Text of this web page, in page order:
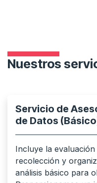
Nuestros
Servicio de
de Datos
Incluye la
recolección y
análisis básico para